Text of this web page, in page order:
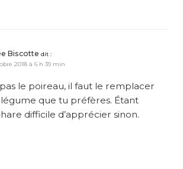
Biscotte dit :
2018 à 6 h 39 min
pas le poireau, il faut le remplacer
que tu préfères. Étant
difficile d’apprécier sinon.